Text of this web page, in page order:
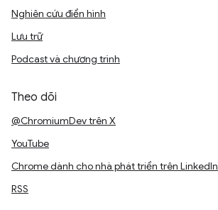
Nghiên cứu điển hình
Lưu trữ
Podcast và chương trình
Theo dõi
@ChromiumDev trên X
YouTube
Chrome dành cho nhà phát triển trên LinkedIn
RSS